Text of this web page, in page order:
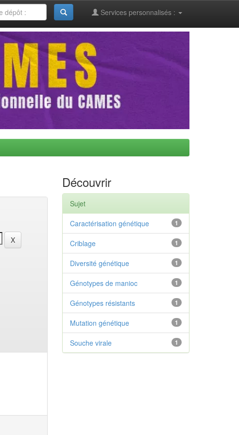
Services personnalisés :
Découvrir
Sujet
1
Caractérisation génétique
1
Criblage
1
Diversité génétique
1
Génotypes de manioc
1
Génotypes résistants
1
Mutation génétique
1
Souche virale